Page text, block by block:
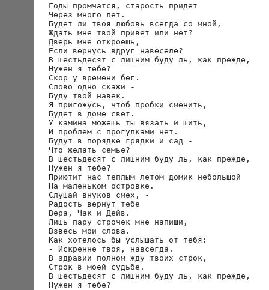
Годы промчатся, старость придет
Через много лет.
Будет ли твоя любовь всегда со мной,
Ждать мне твой привет или нет?
Дверь мне откроешь,
Если вернусь вдруг навеселе?
В шестьдесят с лишним буду ль, как прежде,
Нужен я тебе?
Скор у времени бег.
Слово одно скажи -
Буду твой навек.
Я пригожусь, чтоб пробки сменить,
Будет в доме свет.
У камина можешь ты вязать и шить,
И проблем с прогулками нет.
Будут в порядке грядки и сад -
Что желать семье?
В шестьдесят с лишним буду ль, как прежде,
Нужен я тебе?
Приютит нас теплым летом домик небольшой
На маленьком островке.
Слушай внуков смех, -
Радость вернут тебе
Вера, Чак и Дейв.
Лишь пару строчек мне напиши,
Взвесь мои слова.
Как хотелось бы услышать от тебя:
- Искренне твоя, навсегда.
В здравии полном жду твоих строк,
Строк в моей судьбе.
В шестьдесят с лишним буду ль, как прежде,
Нужен я тебе?